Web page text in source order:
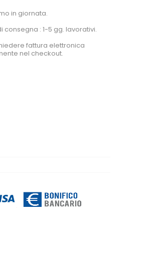
in giornata.
consegna : 1-5 gg. lavorativi.
fattura elettronica
nel checkout.